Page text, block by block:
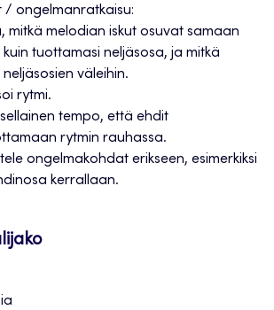
/ ongelmanratkaisu:
mitkä melodian iskut osuvat samaan
tuottamasi neljäsosa, ja mitkä
väleihin.
rytmi.
sellainen tempo, että ehdit
rytmin rauhassa.
ongelmakohdat erikseen, esimerkiksi
kerrallaan.